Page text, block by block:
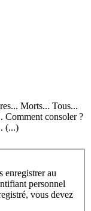
Morts... Tous...
Comment consoler ?
(...)